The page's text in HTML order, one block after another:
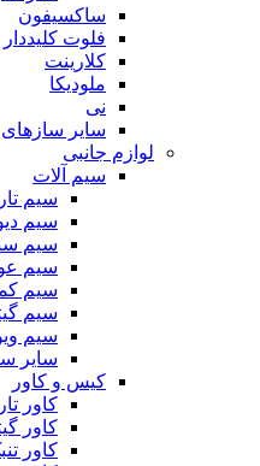
ساکسیفون
فلوت کلیددار
کلارینت
ملودیکا
نی
سایر سازهای
لوازم جانبی
سیم آلات
سیم
سیم
سیم
سیم
سیم
سیم
سیم
سایر
کیس و کاور
کاور
کاور
کاور